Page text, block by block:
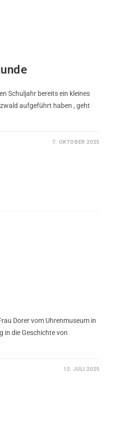
Schuljahr bereits ein kleines
aufgeführt haben , geht
7. OKTOBER 2025
Dorer vom Uhrenmuseum in
in die Geschichte von
12. JULI 2025